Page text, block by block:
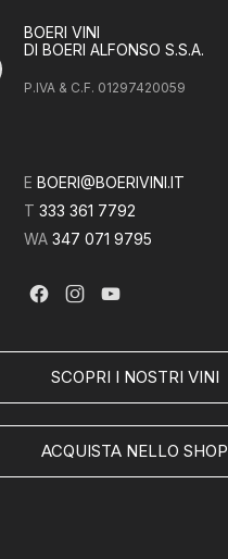
BOERI VINI
DI BOERI ALFONSO S.S.A.
P.IVA & C.F. 01297420059
E BOERI@BOERIVINI.IT
T 333 361 7792
WA 347 071 9795
SCOPRI I NOSTRI VINI
ACQUISTA NELLO SHOP